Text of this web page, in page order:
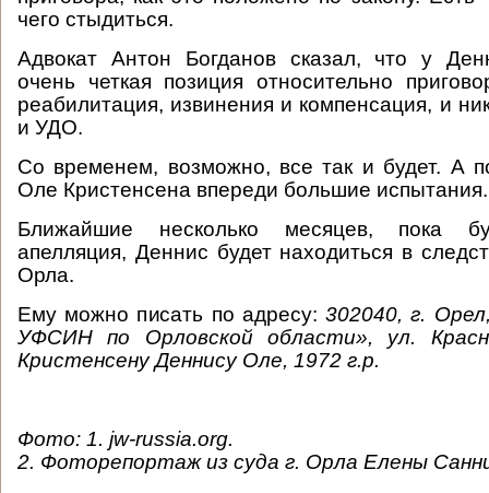
чего стыдиться.
Адвокат Антон Богданов сказал, что у
очень четкая позиция относительно
реабилитация, извинения и компенсация, и
и УДО.
Со временем, возможно, все так и будет. А
Оле Кристенсена впереди большие испытания.
Ближайшие несколько месяцев, пока
апелляция, Деннис будет находиться в
Орла.
Ему можно писать по адресу:302040, г.
УФСИН по Орловской области», ул.
Кристенсену Деннису Оле, 1972 г.р.
Фото: 1. jw-russia.org.
2. Фоторепортаж из суда г. Орла Елены